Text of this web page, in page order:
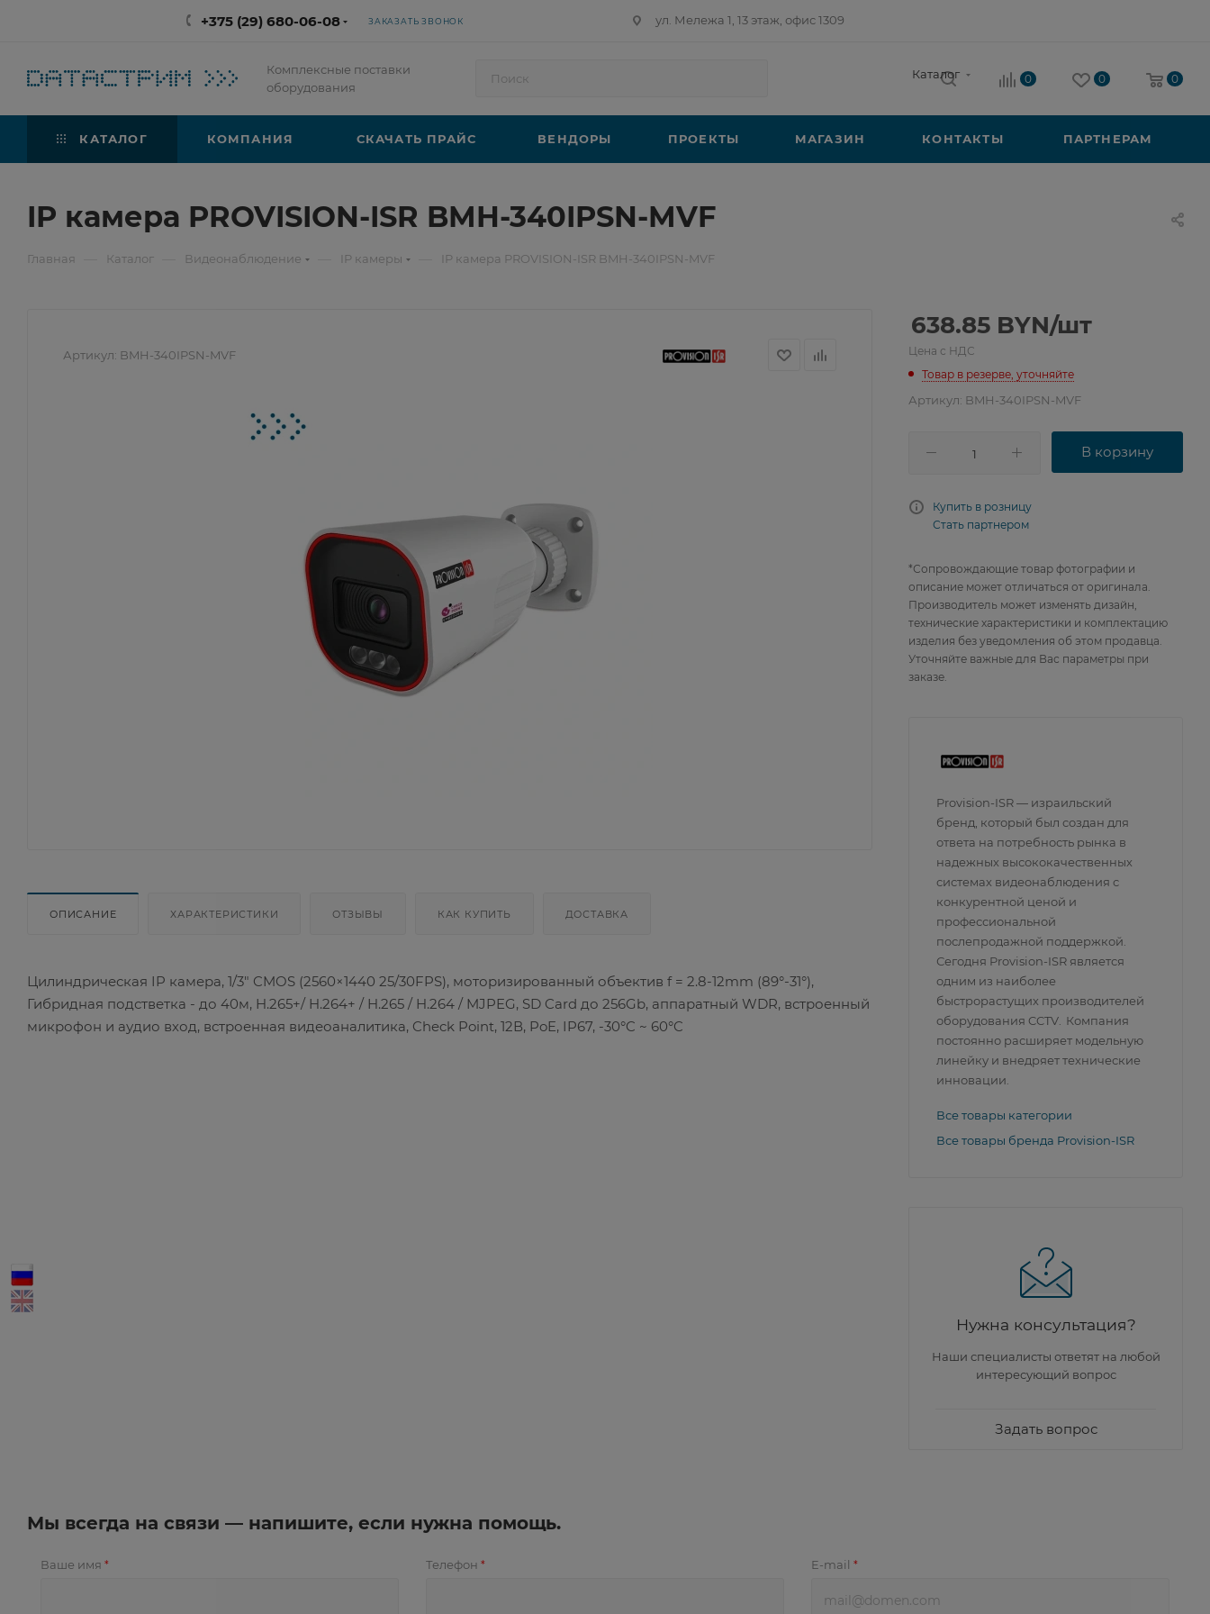
+375 (29) 680-06-08 ЗАКАЗАТЬ ЗВОНОК ул. Мележа 1, 13 этаж, офис 1309
Комплексные поставки
оборудования
Каталог 0 0 0
КАТАЛОГ КОМПАНИЯ СКАЧАТЬ ПРАЙС ВЕНДОРЫ ПРОЕКТЫ МАГАЗИН КОНТАКТЫ ПАРТНЕРАМ
IP камера PROVISION-ISR BMH-340IPSN-MVF
Главная Каталог Видеонаблюдение IP камеры IP камера PROVISION-ISR BMH-340IPSN-MVF
Артикул: BMH-340IPSN-MVF
ОПИСАНИЕ ХАРАКТЕРИСТИКИ ОТЗЫВЫ КАК КУПИТЬ ДОСТАВКА
Цилиндрическая IP камера, 1/3" CMOS (2560×1440 25/30FPS), моторизированный объектив f = 2.8-12mm (89°-31°),
Гибридная подстветка - до 40м, H.265+/ H.264+ / H.265 / H.264 / MJPEG, SD Card до 256Gb, аппаратный WDR, встроенный
микрофон и аудио вход, встроенная видеоаналитика, Check Point, 12В, PoE, IP67, -30°C ~ 60°C
638.85 BYN/шт
Цена с НДС
Товар в резерве, уточняйте
Артикул: BMH-340IPSN-MVF
В корзину
Купить в розницу
Стать партнером
*Сопровождающие товар фотографии и
описание может отличаться от оригинала.
Производитель может изменять дизайн,
технические характеристики и комплектацию
изделия без уведомления об этом продавца.
Уточняйте важные для Вас параметры при
заказе.
Provision-ISR — израильский
бренд, который был создан для
ответа на потребность рынка в
надежных высококачественных
системах видеонаблюдения с
конкурентной ценой и
профессиональной
послепродажной поддержкой.
Сегодня Provision-ISR является
одним из наиболее
быстрорастущих производителей
оборудования CCTV. Компания
постоянно расширяет модельную
линейку и внедряет технические
инновации.
Все товары категории
Все товары бренда Provision-ISR
Нужна консультация?
Наши специалисты ответят на любой
интересующий вопрос
Задать вопрос
Мы всегда на связи — напишите, если нужна помощь.
Ваше имя* Телефон* E-mail *